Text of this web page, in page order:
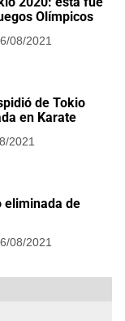
Olímpicos
08/2021
de Tokio
en Karate
2021
eliminada de
08/2021